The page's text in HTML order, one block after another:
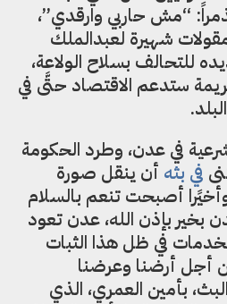
“مش حاربي وارقدي”،
شهيرة لعبدالملك
للتحالف بسلاح الولاعة،
ستدعم الاقتصاد حتَّى في
في عدن، وطرد الحكومة
في بثه أن ينقل صورة
أصبحت تنعم بالسلام
بخير بإذن الله، عدن تعود
في ظل هذا الثبات
أجل أرضنا وعرضنا
البث، بأمين العمري، الذي